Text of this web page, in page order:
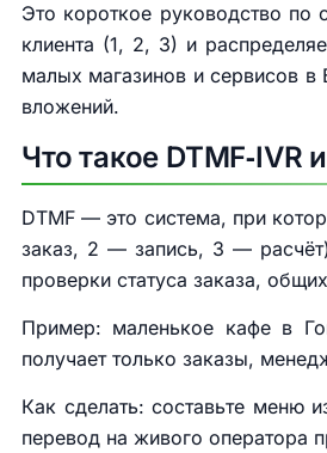
Это короткое руководство по
клиента (1, 2, 3) и
малых магазинов и сервисов в
вложений.
Что такое DTMF‑IVR
DTMF — это система, при
заказ, 2 — запись, 3 —
проверки статуса заказа,
Пример: маленькое кафе в
получает только заказы,
Как сделать: составьте меню
перевод на живого оператора